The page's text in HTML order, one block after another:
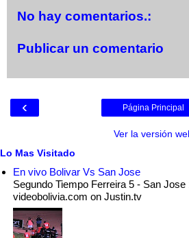
No hay comentarios.:
Publicar un comentario
‹ Página Principal
Ver la versión
Lo Mas Visitado
En vivo Bolivar Vs San Jose
Segundo Tiempo Ferreira 5 - San
videobolivia.com on Justin.tv